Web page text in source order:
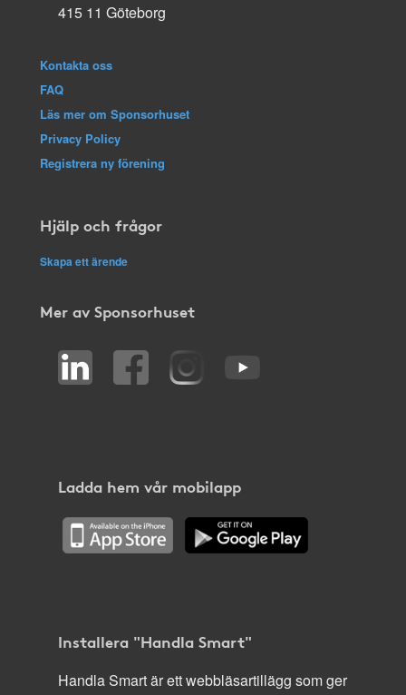
415 11 Göteborg
Kontakta oss
FAQ
Läs mer om Sponsorhuset
Privacy Policy
Registrera ny förening
Hjälp och frågor
Skapa ett ärende
Mer av Sponsorhuset
Ladda hem vår mobilapp
Installera "Handla Smart"
Handla Smart är ett webbläsartillägg som ger